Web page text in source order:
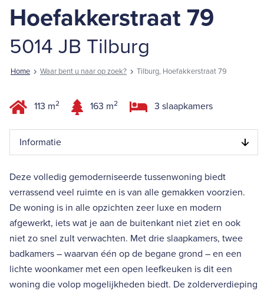
Hoefakkerstraat 79
5014 JB Tilburg
Home Waar bent u naar op zoek? Tilburg, Hoefakkerstraat 79
113 m2 163 m2 3 slaapkamers
Informatie
Deze volledig gemoderniseerde tussenwoning biedt
verrassend veel ruimte en is van alle gemakken voorzien.
De woning is in alle opzichten zeer luxe en modern
afgewerkt, iets wat je aan de buitenkant niet ziet en ook
niet zo snel zult verwachten. Met drie slaapkamers, twee
badkamers – waarvan één op de begane grond – en een
lichte woonkamer met een open leefkeuken is dit een
woning die volop mogelijkheden biedt. De zolderverdieping